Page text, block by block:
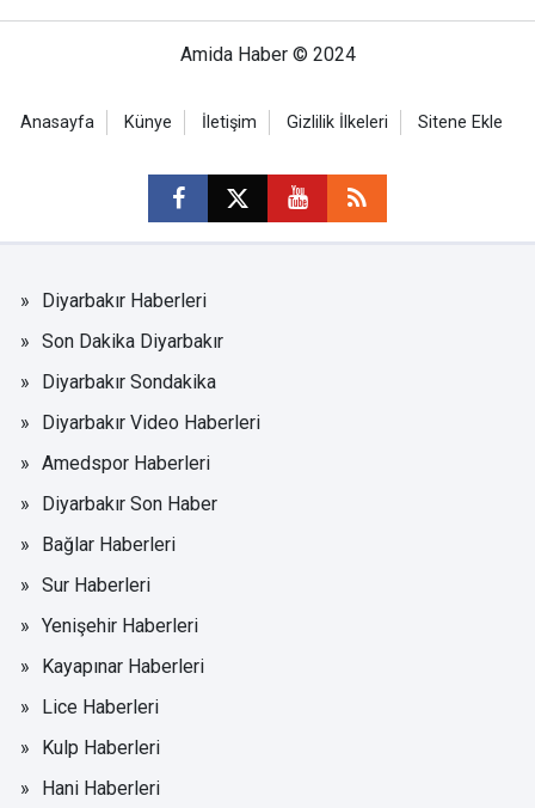
Amida Haber © 2024
Anasayfa Künye İletişim Gizlilik İlkeleri Sitene Ekle
Diyarbakır Haberleri
Son Dakika Diyarbakır
Diyarbakır Sondakika
Diyarbakır Video Haberleri
Amedspor Haberleri
Diyarbakır Son Haber
Bağlar Haberleri
Sur Haberleri
Yenişehir Haberleri
Kayapınar Haberleri
Lice Haberleri
Kulp Haberleri
Hani Haberleri